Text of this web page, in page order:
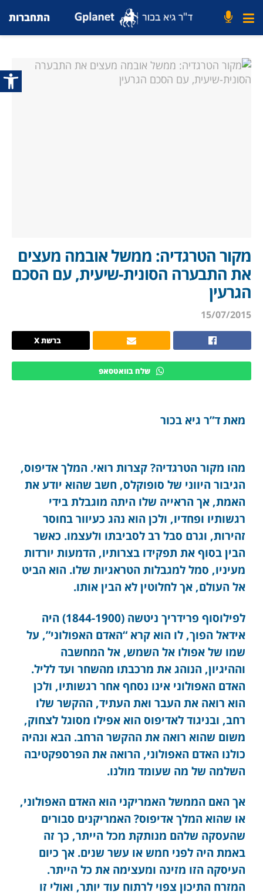
פתח
התחברות
מקור הטרגדיה: ממשל אובמה מעצים
את התבערה הסונית-שיעית, עם הסכם
הגרעין
15/07/2015
ברשת X
שלח בוואטסאפ
מאת ד”ר גיא בכור
מהו מקור הטרגדיה? קצרות רואי. המלך אדיפוס,
הגיבור היווני של סופוקלס, חשב שהוא יודע את
האמת, אך הראייה שלו היתה מוגבלת בידי
רגשותיו ופחדיו, ולכן הוא נהג כעיוור בחוסר
זהירות, וגרם סבל רב לסביבתו ולעצמו. כאשר
הבין בסוף את תפקידו בצרותיו, הדמעות יורדות
מעיניו, סמל למגבלות הטראגיות שלו. הוא הביט
אל העולם, אך לחלוטין לא הבין אותו.
לפילוסוף פרידריך ניטשה (1844-1900) היה
אידאל הפוך, לו הוא קרא “האדם האפולוני”, על
שמו של אפולו אל השמש, אל המחשבה
וההיגיון, הנוהג את מרכבתו מהשחר ועד לליל.
האדם האפולוני אינו נסחף אחר רגשותיו, ולכן
הוא רואה את העבר ואת העתיד, ההקשר שלו
רחב, ובניגוד לאדיפוס הוא אפילו מסוגל לצחוק,
משום שהוא רואה את ההקשר הרחב. הבא ונהיה
כולנו האדם האפולוני, הרואה את הפרספקטיבה
השלמה של מה שעומד מולנו.
אך האם הממשל האמריקני הוא האדם האפולוני,
או שהוא המלך אדיפוס? האמריקנים סבורים
שהעסקה שלהם מנותקת מכל הייתר, כך זה
באמת היה לפני חמש או עשר שנים. אך כיום
העיסקה הזו מזינה ומעצימה את כל הייתר.
המזרח התיכון צפוי לרתוח עוד יותר, ואולי זו